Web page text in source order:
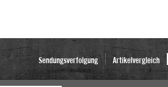
Sendungsverfolgung Artikelvergleich